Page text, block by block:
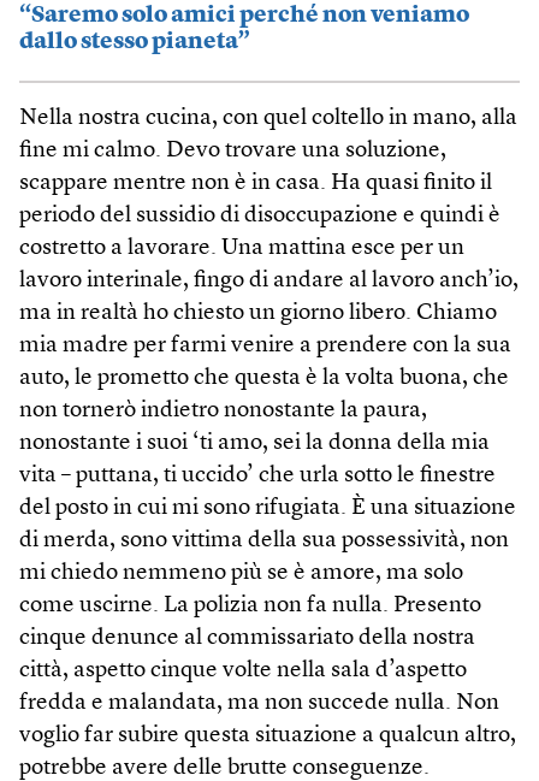
“Saremo solo amici perché non veniamo
dallo stesso pianeta”
Nella nostra cucina, con quel coltello in mano, alla
fine mi calmo. Devo trovare una soluzione,
scappare mentre non è in casa. Ha quasi finito il
periodo del sussidio di disoccupazione e quindi è
costretto a lavorare. Una mattina esce per un
lavoro interinale, fingo di andare al lavoro anch’io,
ma in realtà ho chiesto un giorno libero. Chiamo
mia madre per farmi venire a prendere con la sua
auto, le prometto che questa è la volta buona, che
non tornerò indietro nonostante la paura,
nonostante i suoi ‘ti amo, sei la donna della mia
vita – puttana, ti uccido’ che urla sotto le finestre
del posto in cui mi sono rifugiata. È una situazione
di merda, sono vittima della sua possessività, non
mi chiedo nemmeno più se è amore, ma solo
come uscirne. La polizia non fa nulla. Presento
cinque denunce al commissariato della nostra
città, aspetto cinque volte nella sala d’aspetto
fredda e malandata, ma non succede nulla. Non
voglio far subire questa situazione a qualcun altro,
potrebbe avere delle brutte conseguenze.